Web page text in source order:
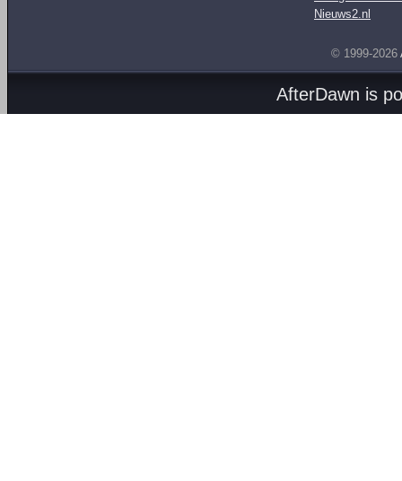
Nieuws2.nl
© 1999-2026
AfterDawn is